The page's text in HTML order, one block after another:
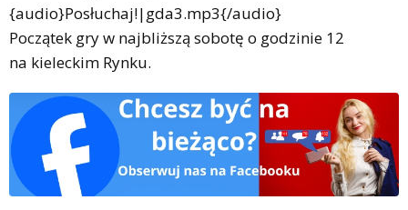
{audio}Posłuchaj!|gda3.mp3{/audio}
Początek gry w najbliższą sobotę o godzinie 12
na kieleckim Rynku.